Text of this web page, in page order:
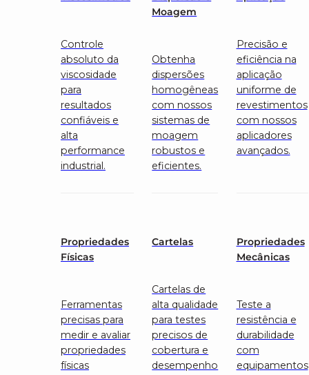
Controle
absoluto da
viscosidade
para
resultados
confiáveis e
alta
performance
industrial.
Moagem
Obtenha
dispersões
homogêneas
com nossos
sistemas de
moagem
robustos e
eficientes.
Precisão e
eficiência na
aplicação
uniforme de
revestimentos
com nossos
aplicadores
avançados.
Propriedades
Físicas
Ferramentas
precisas para
medir e avaliar
propriedades
físicas
Cartelas
Cartelas de
alta qualidade
para testes
precisos de
cobertura e
desempenho
Propriedades
Mecânicas
Teste a
resistência e
durabilidade
com
equipamentos